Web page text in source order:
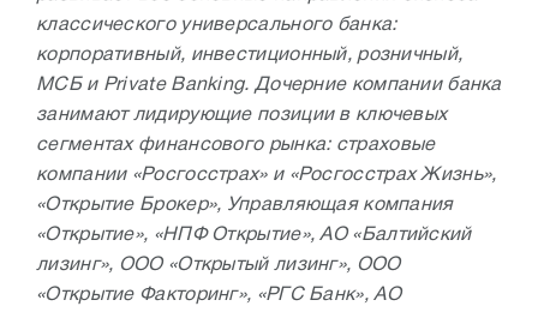
классического универсального банка:
корпоративный, инвестиционный, розничный,
МСБ и Private Banking. Дочерние компании банка
занимают лидирующие позиции в ключевых
сегментах финансового рынка: страховые
компании «Росгосстрах» и «Росгосстрах Жизнь»,
«Открытие Брокер», Управляющая компания
«Открытие», «НПФ Открытие», АО «Балтийский
лизинг», ООО «Открытый лизинг», ООО
«Открытие Факторинг», «РГС Банк», АО